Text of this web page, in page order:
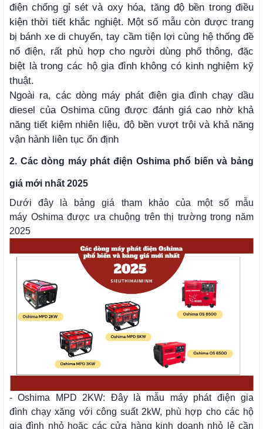
điện chống gỉ sét và oxy hóa, tăng độ bền trong điều
kiện thời tiết khắc nghiệt. Một số mẫu còn được trang
bị bánh xe di chuyển, tay cầm tiện lợi cùng hệ thống đề
nổ điện, rất phù hợp cho người dùng phổ thông, đặc
biệt là trong các hộ gia đình không có kinh nghiệm kỹ
thuật.
Ngoài ra, các dòng máy phát điện gia đình chạy dầu
diesel của Oshima cũng được đánh giá cao nhờ khả
năng tiết kiệm nhiên liệu, độ bền vượt trội và khả năng
vận hành liên tục ổn định
2. Các dòng máy phát điện Oshima phổ biến và bảng
giá mới nhất 2025
Dưới đây là bảng giá tham khảo của một số mẫu
máy Oshima được ưa chuộng trên thị trường trong năm
2025
- Oshima MPD 2KW: Đây là mẫu máy phát điện gia
đình chạy xăng với công suất 2kW, phù hợp cho các hộ
gia đình nhỏ hoặc các cửa hàng kinh doanh nhỏ lẻ cần